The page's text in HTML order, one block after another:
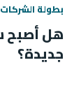
بطولة الشركات
هل أصبح
جديدة؟